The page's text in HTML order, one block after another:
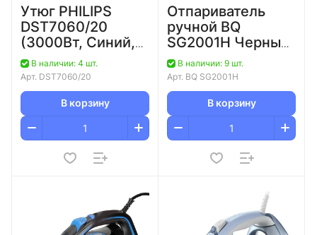
Утюг PHILIPS
DST7060/20
(3000Вт, Синий,
Титан)
В наличии: 4 шт.
Арт. DST7060/20
В корзину
Отпариватель
ручной BQ
SG2001H Черный/
Серебро
В наличии: 9 шт.
Арт. BQ SG2001H
В корзину